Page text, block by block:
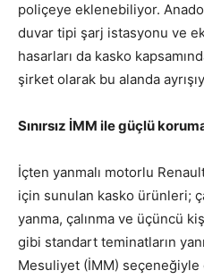
poliçeye eklenebiliyor.
duvar tipi şarj istasyonu ve
hasarları da kasko
şirket olarak bu alanda
Sınırsız İMM ile güçlü
İçten yanmalı motorlu
için sunulan kasko ürünleri;
yanma, çalınma ve üçüncü
gibi standart teminatların
Mesuliyet (İMM) seçeneğiyle